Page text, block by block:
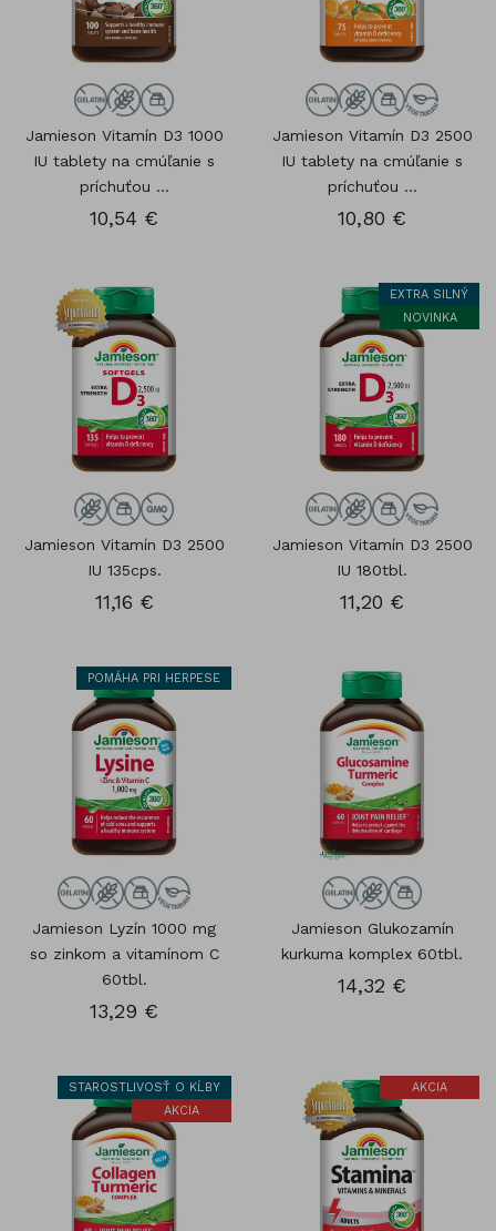
Jamieson Vitamín D3 1000
IU tablety na cmúľanie s
príchuťou ...
10,54 €
Jamieson Vitamín D3 2500
IU tablety na cmúľanie s
príchuťou ...
10,80 €
Jamieson Vitamín D3 2500
IU 135cps.
11,16 €
EXTRA SILNÝ
NOVINKA
Jamieson Vitamín D3 2500
IU 180tbl.
11,20 €
POMÁHA PRI HERPESE
Jamieson Lyzín 1000 mg
so zinkom a vitamínom C
60tbl.
13,29 €
Jamieson Glukozamín
kurkuma komplex 60tbl.
14,32 €
STAROSTLIVOSŤ O KĹBY
AKCIA
AKCIA